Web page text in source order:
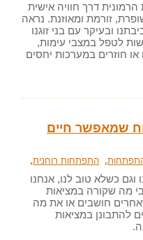
דרך חוויה אישית
זורמת ומאוזנת. נראה
ובעיקר עם בני זוגנו
לטפל במצבי עימות,
חוזרים במערכות יחסים
שמאפשר חיים
, התפתחות רוחנית,
וגם כשלא טוב לנו, אנחנו
מה שקורה במציאות
חושבים או את מה
להתבונן במציאות